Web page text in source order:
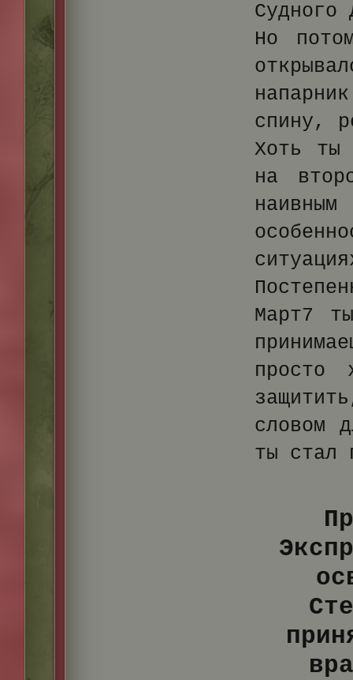
Судного
Но
спину,
Хоть ты
на
Март7
просто
словом
ты стал